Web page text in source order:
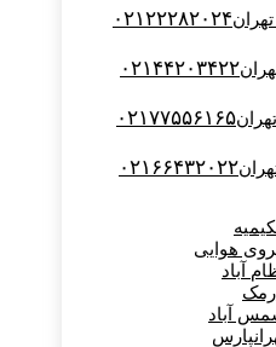
۰۲۱۲۲۲۸۲۰۲۴
۰۲۱۴۴۲۰۳۴۲۲
۰۲۱۷۷۵۵۶۱۶۵
۰۲۱۶۶۴۳۲۰۲۲
هوایی
آباد
آباد